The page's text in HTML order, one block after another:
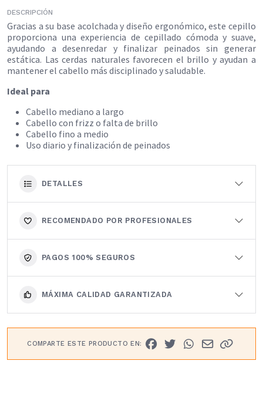
DESCRIPCIÓN
Gracias a su base acolchada y diseño ergonómico, este cepillo
proporciona una experiencia de cepillado cómoda y suave,
ayudando a desenredar y finalizar peinados sin generar
estática. Las cerdas naturales favorecen el brillo y ayudan a
mantener el cabello más disciplinado y saludable.
Ideal para
Cabello mediano a largo
Cabello con frizz o falta de brillo
Cabello fino a medio
Uso diario y finalización de peinados
DETALLES
RECOMENDADO POR PROFESIONALES
PAGOS 100% SEGUROS
MÁXIMA CALIDAD GARANTIZADA
COMPARTE ESTE PRODUCTO EN: